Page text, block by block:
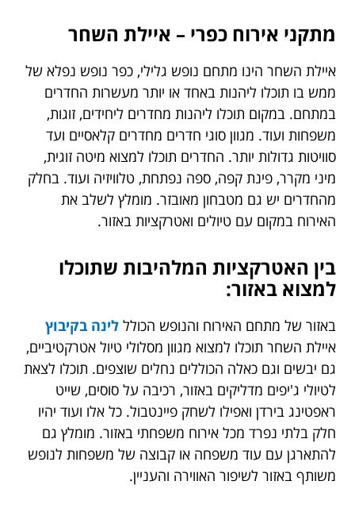
מתקני אירוח כפרי – איילת השחר
איילת השחר הינו מתחם נופש גלילי, כפר נופש נפלא של
ממש בו תוכלו ליהנות באחד או יותר מעשרות החדרים
במתחם. במקום תוכלו ליהנות מחדרים ליחידים, זוגות,
משפחות ועוד. מגוון סוגי חדרים מחדרים קלאסיים ועד
סוויטות גדולות יותר. החדרים תוכלו למצוא מיטה זוגית,
מיני מקרר, פינת קפה, ספה נפתחת, טלוויזיה ועוד. בחלק
מהחדרים יש גם מטבחון מאובזר. מומלץ לשלב את
האירוח במקום עם טיולים ואטרקציות באזור.
בין האטרקציות המלהיבות שתוכלו
למצוא באזור:
באזור של מתחם האירוח והנופש הכולל לינה בקיבוץ
איילת השחר תוכלו למצוא מגוון מסלולי טיול אטרקטיביים,
גם יבשים וגם כאלה הכוללים נחלים שוצפים. תוכלו לצאת
לטיולי ג'יפים מדליקים באזור, רכיבה על סוסים, שייט
ראפטינג בירדן ואפילו לשחק פיינטבול. כל אלו ועוד יהיו
חלק בלתי נפרד מכל אירוח משפחתי באזור. מומלץ גם
להתארגן עם עוד משפחה או קבוצה של משפחות לנופש
משותף באזור לשיפור האווירה והעניין.